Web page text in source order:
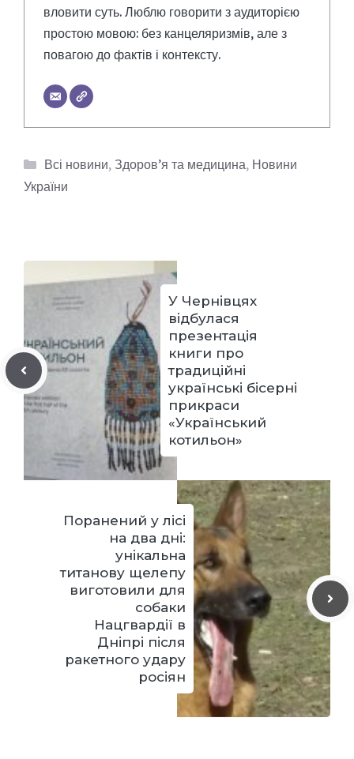
вловити суть. Люблю говорити з аудиторією
простою мовою: без канцеляризмів, але з
повагою до фактів і контексту.
Категорії
Всі новини, Здоров’я та медицина, Новини
України
У Чернівцях
відбулася
презентація
книги про
традиційні
українські бісерні
прикраси
«Український
котильон»
Поранений у лісі
на два дні:
унікальна
титанову щелепу
виготовили для
собаки
Нацгвардії в
Дніпрі після
ракетного удару
росіян